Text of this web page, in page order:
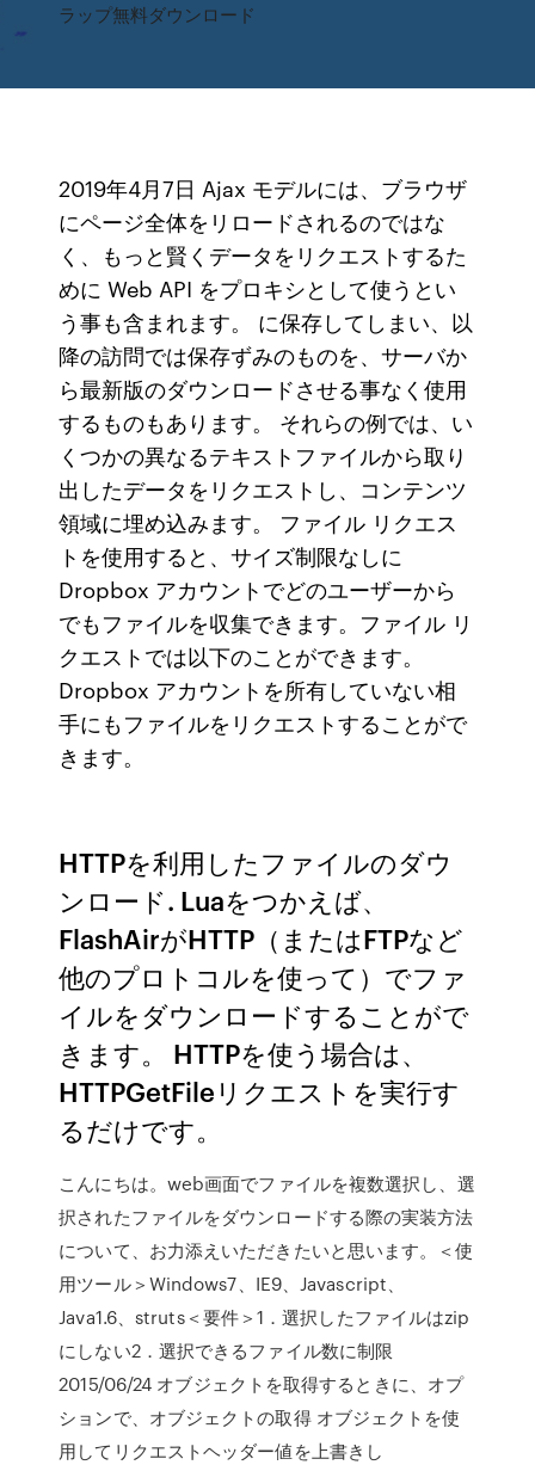
ラップ無料ダウンロード
2019年4月7日 Ajax モデルには、ブラウザ
にページ全体をリロードされるのではな
く、もっと賢くデータをリクエストするた
めに Web API をプロキシとして使うとい
う事も含まれます。 に保存してしまい、以
降の訪問では保存ずみのものを、サーバか
ら最新版のダウンロードさせる事なく使用
するものもあります。 それらの例では、い
くつかの異なるテキストファイルから取り
出したデータをリクエストし、コンテンツ
領域に埋め込みます。 ファイル リクエス
トを使用すると、サイズ制限なしに
Dropbox アカウントでどのユーザーから
でもファイルを収集できます。ファイル リ
クエストでは以下のことができます。
Dropbox アカウントを所有していない相
手にもファイルをリクエストすることがで
きます。
HTTPを利用したファイルのダウ
ンロード. Luaをつかえば、
FlashAirがHTTP（またはFTPなど
他のプロトコルを使って）でファ
イルをダウンロードすることがで
きます。 HTTPを使う場合は、
HTTPGetFileリクエストを実行す
るだけです。
こんにちは。web画面でファイルを複数選択し、選
択されたファイルをダウンロードする際の実装方法
について、お力添えいただきたいと思います。＜使
用ツール＞Windows7、IE9、Javascript、
Java1.6、struts＜要件＞1．選択したファイルはzip
にしない2．選択できるファイル数に制限
2015/06/24 オブジェクトを取得するときに、オプ
ションで、オブジェクトの取得 オブジェクトを使
用してリクエストヘッダー値を上書きし